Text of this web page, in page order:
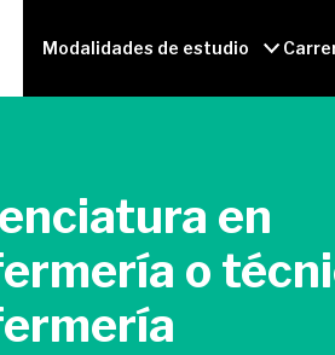
Modalidades de estudio
en
o